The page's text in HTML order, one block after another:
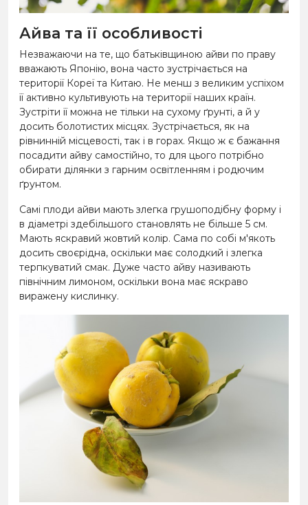
Айва та її особливості
Незважаючи на те, що батьківщиною айви по праву
вважають Японію, вона часто зустрічається на
території Кореї та Китаю. Не менш з великим успіхом
її активно культивують на території наших країн.
Зустріти її можна не тільки на сухому ґрунті, а й у
досить болотистих місцях. Зустрічається, як на
рівнинній місцевості, так і в горах. Якщо ж є бажання
посадити айву самостійно, то для цього потрібно
обирати ділянки з гарним освітленням і родючим
ґрунтом.
Самі плоди айви мають злегка грушоподібну форму і
в діаметрі здебільшого становлять не більше 5 см.
Мають яскравий жовтий колір. Сама по собі м'якоть
досить своєрідна, оскільки має солодкий і злегка
терпкуватий смак. Дуже часто айву називають
північним лимоном, оскільки вона має яскраво
виражену кислинку.